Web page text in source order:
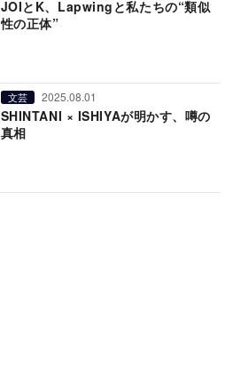
JOIとK、Lapwingと私たちの“類似
性の正体”
文芸 2025.08.01
SHINTANI × ISHIYAが明かす、噂の
真相